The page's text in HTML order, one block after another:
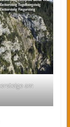
am